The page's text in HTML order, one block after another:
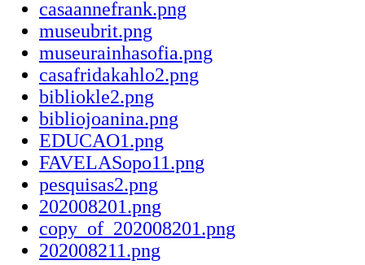
casaannefrank.png
museubrit.png
museurainhasofia.png
casafridakahlo2.png
bibliokle2.png
bibliojoanina.png
EDUCAO1.png
FAVELASopo11.png
pesquisas2.png
202008201.png
copy_of_202008201.png
202008211.png